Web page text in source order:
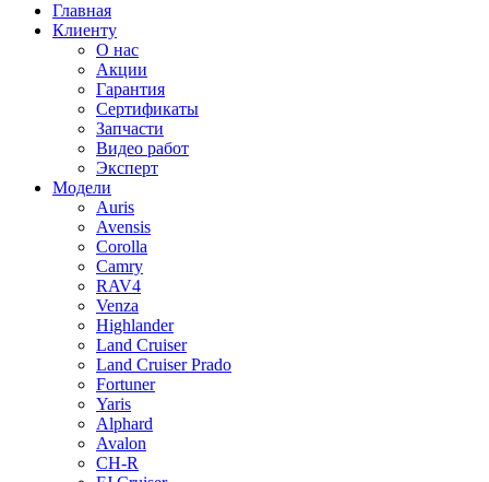
Главная
Клиенту
О нас
Акции
Гарантия
Сертификаты
Запчасти
Видео работ
Эксперт
Модели
Auris
Avensis
Corolla
Camry
RAV4
Venza
Highlander
Land Cruiser
Land Cruiser Prado
Fortuner
Yaris
Alphard
Avalon
CH-R